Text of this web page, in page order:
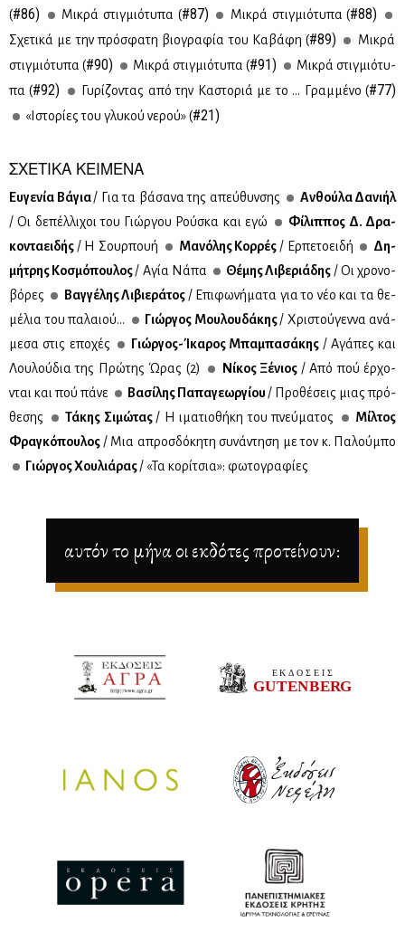
(#86) Μι­κρά στιγ­μιό­τυ­πα (#87) Μι­κρά στιγ­μιό­τυ­πα (#88)
Σχε­τι­κά με την πρό­σφα­τη βιο­γρα­φία του Κα­βά­φη (#89)
Μι­κρά
στιγ­μιό­τυ­πα (#90) Μι­κρά στιγ­μιό­τυ­πα (#91)
Μι­κρά στιγ­μιό­τυ­
πα (#92) Γυ­ρί­ζο­ντας από την Κα­στο­ριά με το … Γραμ­μέ­νο (#77)
«Ιστο­ρί­ες του γλυ­κού νε­ρού» (#21)
ΣΧΕΤΙΚΑ ΚΕΙΜΕΝΑ
Ευ­γε­νία Βά­για/ Για τα βά­σα­να της απεύ­θυν­σης
Αν­θού­λα Δα­νι­ήλ
/ Οι δε­πέλ­λι­χοι του Γιώρ­γου Ρού­σκα και εγώ
Φί­λιπ­πος Δ. Δρα­
κο­ντα­ει­δής/ Η Σουρ­πουή Μα­νό­λης Κορ­ρές/ Ερ­πε­τοει­δή
Δη­
μή­τρης Κο­σμό­που­λος/ Αγία Νά­πα Θέ­μης Λι­βε­ριά­δης/ Οι χρο­νο­
βό­ρες
Βαγ­γέ­λης Λι­βιε­ρά­τος/ Επι­φω­νή­μα­τα για το νέο και τα θε­
μέ­λια του πα­λαιού...
Γιώρ­γος Μου­λου­δά­κης/ Χρι­στού­γεν­να ανά­
με­σα στις επο­χές
Γιώρ­γος-Ίκα­ρος Μπα­μπα­σά­κης / Αγά­πες και
Λου­λού­δια της Πρώ­της Ώρας (2)
Νί­κος Ξέ­νιος / Από πού έρ­χο­
νται και πού πά­νε
Βα­σί­λης Πα­πα­γε­ωρ­γί­ου/ Προ­θέ­σεις μιας πρό­
θε­σης
Τά­κης Σι­μώ­τας/ Η ιμα­τιο­θή­κη του πνεύ­μα­τος
Μίλ­τος
Φρα­γκό­που­λος/ Μια απροσ­δό­κη­τη συ­νά­ντη­ση με τον κ. Πα­λού­μπο
Γιώρ­γος Χου­λιά­ρας/ «Τα κο­ρί­τσια»: φω­το­γρα­φί­ες
αυτόν το μήνα οι εκδότες προτείνουν: